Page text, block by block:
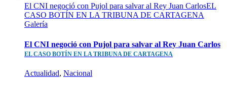
El CNI negoció con Pujol para salvar al Rey Juan CarlosEL
CASO BOTÍN EN LA TRIBUNA DE CARTAGENA
Galería
El CNI negoció con Pujol para salvar al Rey Juan Carlos
EL CASO BOTÍN EN LA TRIBUNA DE CARTAGENA
Actualidad, Nacional